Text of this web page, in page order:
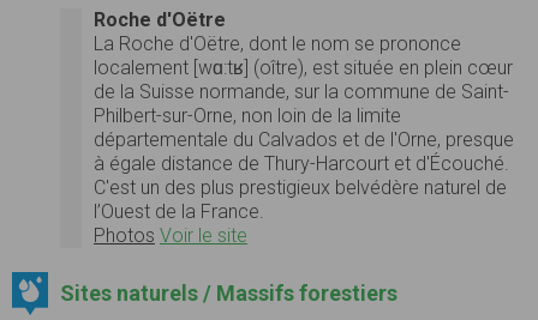
Roche d'Oëtre
La Roche d'Oëtre, dont le nom se prononce
localement [wɑ:tʁ] (oître), est située en plein cœur
de la Suisse normande, sur la commune de Saint-
Philbert-sur-Orne, non loin de la limite
départementale du Calvados et de l'Orne, presque
à égale distance de Thury-Harcourt et d'Écouché.
C'est un des plus prestigieux belvédère naturel de
l’Ouest de la France.
Photos Voir le site
Sites naturels / Massifs forestiers